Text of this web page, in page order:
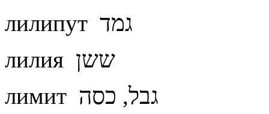
лилипут גמד
лилия ששן
лимит גבל, כסה